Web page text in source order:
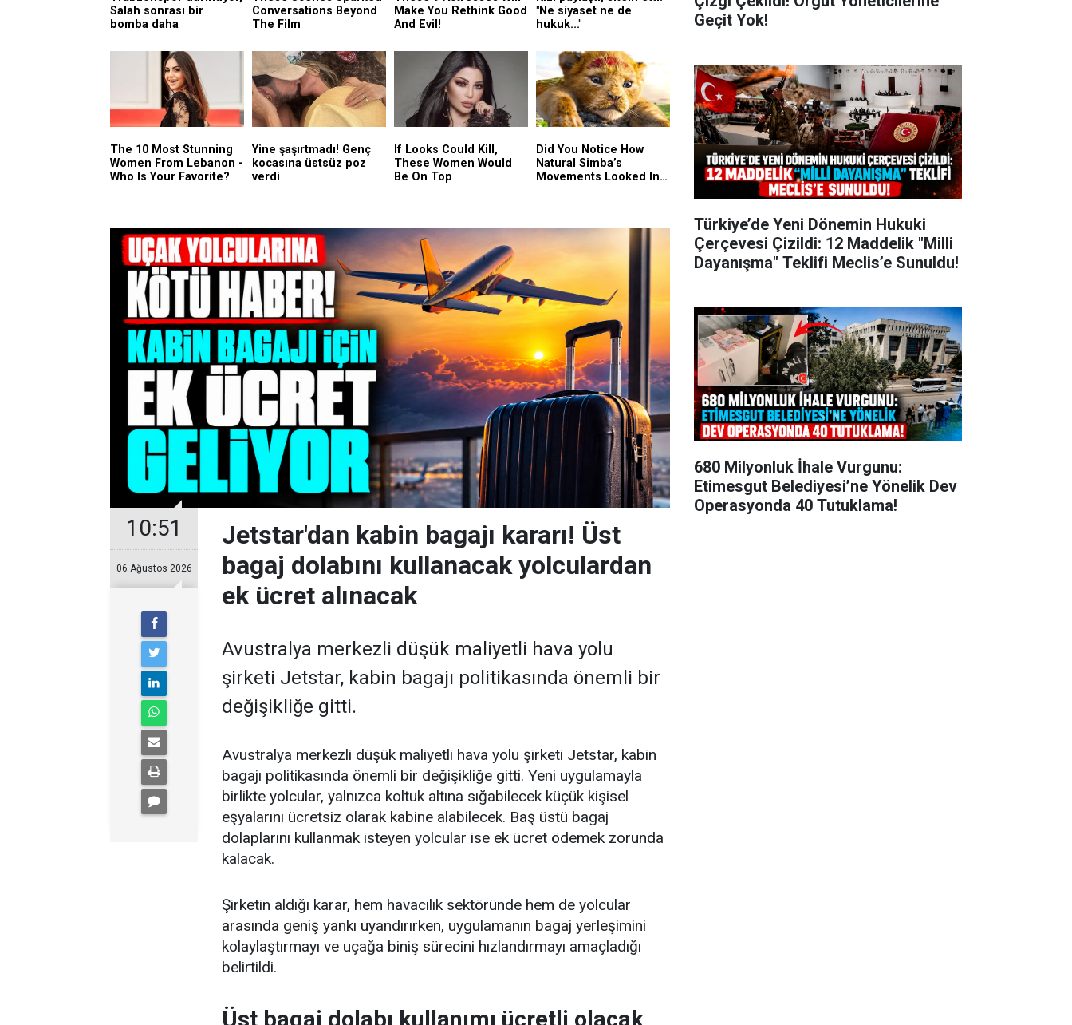
10:51
06 Ağustos 2026
Jetstar'dan kabin bagajı kararı! Üst
bagaj dolabını kullanacak yolculardan
ek ücret alınacak
Avustralya merkezli düşük maliyetli hava yolu
şirketi Jetstar, kabin bagajı politikasında önemli bir
değişikliğe gitti.
Avustralya merkezli düşük maliyetli hava yolu şirketi Jetstar, kabin
bagajı politikasında önemli bir değişikliğe gitti. Yeni uygulamayla
birlikte yolcular, yalnızca koltuk altına sığabilecek küçük kişisel
eşyalarını ücretsiz olarak kabine alabilecek. Baş üstü bagaj
dolaplarını kullanmak isteyen yolcular ise ek ücret ödemek zorunda
kalacak.
Şirketin aldığı karar, hem havacılık sektöründe hem de yolcular
arasında geniş yankı uyandırırken, uygulamanın bagaj yerleşimini
kolaylaştırmayı ve uçağa biniş sürecini hızlandırmayı amaçladığı
belirtildi.
Üst bagaj dolabı kullanımı ücretli olacak
Geçit Yok!
Türkiye’de Yeni Dönemin Hukuki
Çerçevesi Çizildi: 12 Maddelik "Milli
Dayanışma" Teklifi Meclis’e Sunuldu!
680 Milyonluk İhale Vurgunu:
Etimesgut Belediyesi’ne Yönelik Dev
Operasyonda 40 Tutuklama!